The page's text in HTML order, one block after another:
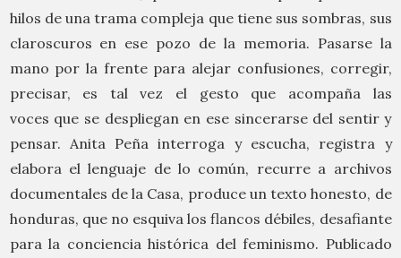
hilos de una trama compleja que tiene sus sombras, sus
claroscuros en ese pozo de la memoria. Pasarse la
mano por la frente para alejar confusiones, corregir,
precisar, es tal vez el gesto que acompaña las
voces que se despliegan en ese sincerarse del sentir y
pensar. Anita Peña interroga y escucha, registra y
elabora el lenguaje de lo común, recurre a archivos
documentales de la Casa, produce un texto honesto, de
honduras, que no esquiva los flancos débiles, desafiante
para la conciencia histórica del feminismo. Publicado